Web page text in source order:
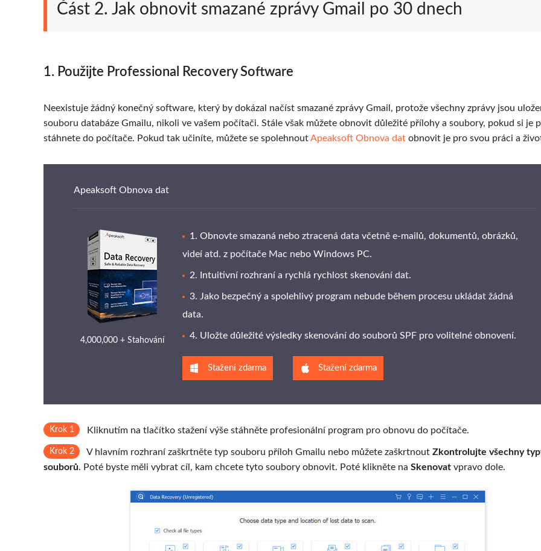
Část 2. Jak obnovit smazané zprávy Gmail po 30 dnech
1. Použijte Professional Recovery Software
Neexistuje žádný konečný software, který by dokázal načíst smazané zprávy Gmail, protože všechny zprávy jsou
souboru databáze Gmailu, nikoli ve vašem počítači. Stále však můžete obnovit důležité přílohy a soubory, pokud si je
stáhnete do počítače. Pokud tak učiníte, můžete se spolehnoutApeaksoft Obnova dat obnovit je pro svou práci a
Apeaksoft Obnova dat
4,000,000 + Stahování
1. Obnovte smazaná nebo ztracená data včetně e-mailů, dokumentů, obrázků,
videí atd. z počítače Mac nebo Windows PC.
2. Intuitivní rozhraní a rychlá rychlost skenování dat.
3. Jako bezpečný a spolehlivý program nebude během procesu ukládat žádná
data.
4. Uložte důležité výsledky skenování do souborů SPF pro volitelné obnovení.
Stažení zdarma Stažení zdarma
Krok 1 Kliknutím na tlačítko stažení výše stáhněte profesionální program pro obnovu do počítače.
Krok 2 V hlavním rozhraní zaškrtněte typ souboru příloh Gmailu nebo můžete zaškrtnout Zkontrolujte všechny
souborů. Poté byste měli vybrat cíl, kam chcete tyto soubory obnovit. Poté klikněte na Skenovat vpravo dole.